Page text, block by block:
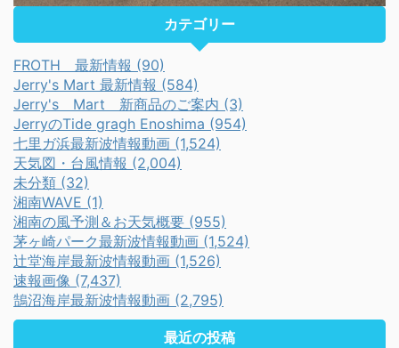
カテゴリー
FROTH 最新情報 (90)
Jerry's Mart 最新情報 (584)
Jerry's Mart 新商品のご案内 (3)
JerryのTide gragh Enoshima (954)
七里ガ浜最新波情報動画 (1,524)
天気図・台風情報 (2,004)
未分類 (32)
湘南WAVE (1)
湘南の風予測＆お天気概要 (955)
茅ヶ崎パーク最新波情報動画 (1,524)
辻堂海岸最新波情報動画 (1,526)
速報画像 (7,437)
鵠沼海岸最新波情報動画 (2,795)
最近の投稿